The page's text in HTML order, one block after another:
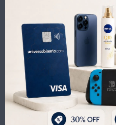
Productos que te